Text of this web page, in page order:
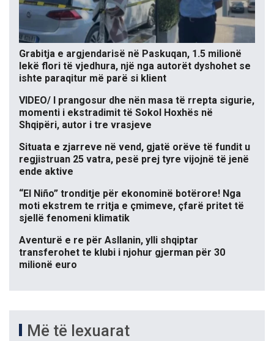
Grabitja e argjendarisë në Paskuqan, 1.5 milionë
lekë flori të vjedhura, një nga autorët dyshohet se
ishte paraqitur më parë si klient
VIDEO/ I prangosur dhe nën masa të rrepta sigurie,
momenti i ekstradimit të Sokol Hoxhës në
Shqipëri, autor i tre vrasjeve
Situata e zjarreve në vend, gjatë orëve të fundit u
regjistruan 25 vatra, pesë prej tyre vijojnë të jenë
ende aktive
“El Niño” tronditje për ekonominë botërore! Nga
moti ekstrem te rritja e çmimeve, çfarë pritet të
sjellë fenomeni klimatik
Aventurë e re për Asllanin, ylli shqiptar
transferohet te klubi i njohur gjerman për 30
milionë euro
Më të lexuarat